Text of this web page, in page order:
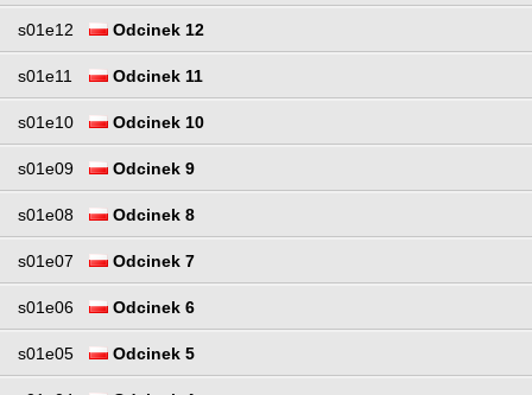
s01e12 Odcinek 12
s01e11 Odcinek 11
s01e10 Odcinek 10
s01e09 Odcinek 9
s01e08 Odcinek 8
s01e07 Odcinek 7
s01e06 Odcinek 6
s01e05 Odcinek 5